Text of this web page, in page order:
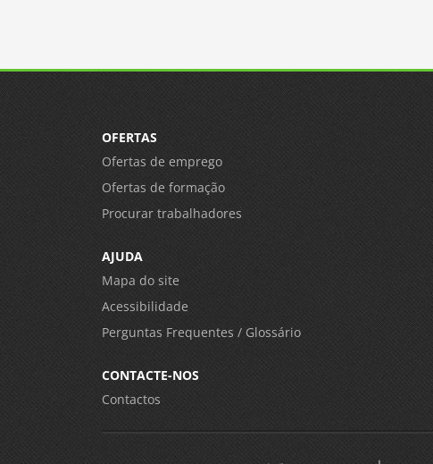
OFERTAS
Ofertas de emprego
Ofertas de formação
Procurar trabalhadores
AJUDA
Mapa do site
Acessibilidade
Perguntas Frequentes / Glossário
CONTACTE-NOS
Contactos